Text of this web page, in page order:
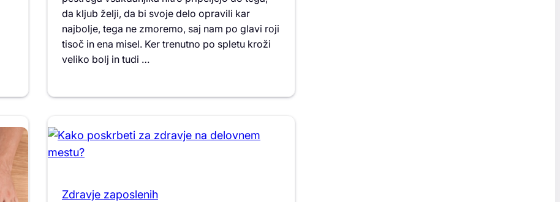
da kljub želji, da bi svoje delo opravili kar
najbolje, tega ne zmoremo, saj nam po glavi roji
tisoč in ena misel. Ker trenutno po spletu kroži
veliko bolj in tudi …
Zdravje zaposlenih